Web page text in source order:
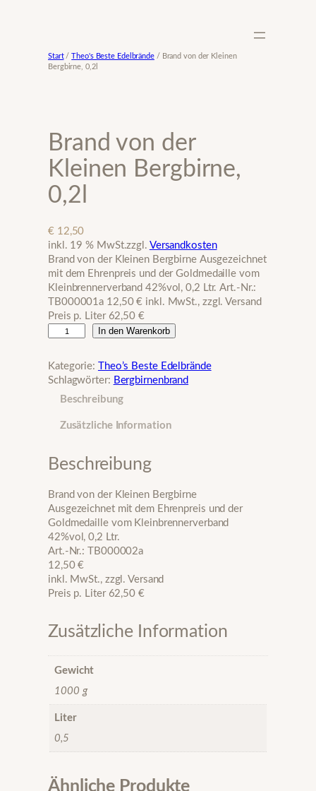
Start/Theo's Beste Edelbrände/ Brand von der Kleinen
Bergbirne, 0,2l
Brand von der
Kleinen Bergbirne,
0,2l
€12,50
inkl. 19 % MwSt.zzgl. Versandkosten
Brand von der Kleinen Bergbirne Ausgezeichnet
mit dem Ehrenpreis und der Goldmedaille vom
Kleinbrennerverband 42%vol, 0,2 Ltr. Art.-Nr.:
TB000001a 12,50 € inkl. MwSt., zzgl. Versand
Preis p. Liter 62,50 €
n
d
e
r
l
e
i
n
e
n
B
e
g
b
i
2
M
In den Warenkorb
Kategorie: Theo’s Beste Edelbrände
Schlagwörter: Bergbirnenbrand
Beschreibung
Zusätzliche Information
Beschreibung
Brand von der Kleinen Bergbirne
Ausgezeichnet mit dem Ehrenpreis und der
Goldmedaille vom Kleinbrennerverband
42%vol, 0,2 Ltr.
Art.-Nr.: TB000002a
12,50 €
inkl. MwSt., zzgl. Versand
Preis p. Liter 62,50 €
Zusätzliche Information
Gewicht
1000 g
Liter
0,5
Ähnliche Produkte